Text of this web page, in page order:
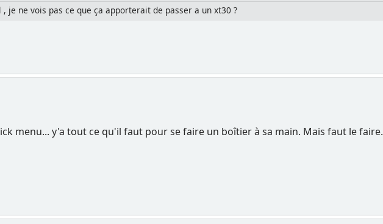
je ne vois pas ce que ça apporterait de passer a un xt30 ?
menu... y'a tout ce qu'il faut pour se faire un boîtier à sa main. Mais faut le faire.